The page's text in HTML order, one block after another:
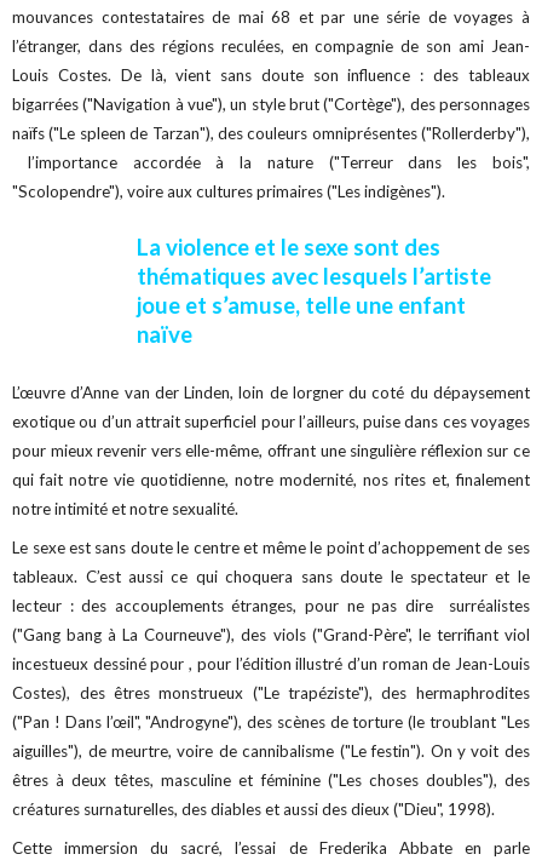
mouvances contestataires de mai 68 et par une série de voyages à
l’étranger, dans des régions reculées, en compagnie de son ami Jean-
Louis Costes. De là, vient sans doute son influence : des tableaux
bigarrées ("Navigation à vue"), un style brut ("Cortège"), des personnages
naïfs ("Le spleen de Tarzan"), des couleurs omniprésentes ("Rollerderby"),
l’importance accordée à la nature ("Terreur dans les bois",
"Scolopendre"), voire aux cultures primaires ("Les indigènes").
La violence et le sexe sont des
thématiques avec lesquels l’artiste
joue et s’amuse, telle une enfant
naïve
L’œuvre d’Anne van der Linden, loin de lorgner du coté du dépaysement
exotique ou d’un attrait superficiel pour l’ailleurs, puise dans ces voyages
pour mieux revenir vers elle-même, offrant une singulière réflexion sur ce
qui fait notre vie quotidienne, notre modernité, nos rites et, finalement
notre intimité et notre sexualité.
Le sexe est sans doute le centre et même le point d’achoppement de ses
tableaux. C’est aussi ce qui choquera sans doute le spectateur et le
lecteur : des accouplements étranges, pour ne pas dire surréalistes
("Gang bang à La Courneuve"), des viols ("Grand-Père", le terrifiant viol
incestueux dessiné pour , pour l’édition illustré d’un roman de Jean-Louis
Costes), des êtres monstrueux ("Le trapéziste"), des hermaphrodites
("Pan ! Dans l’œil", "Androgyne"), des scènes de torture (le troublant "Les
aiguilles"), de meurtre, voire de cannibalisme ("Le festin"). On y voit des
êtres à deux têtes, masculine et féminine ("Les choses doubles"), des
créatures surnaturelles, des diables et aussi des dieux ("Dieu", 1998).
Cette immersion du sacré, l’essai de Frederika Abbate en parle